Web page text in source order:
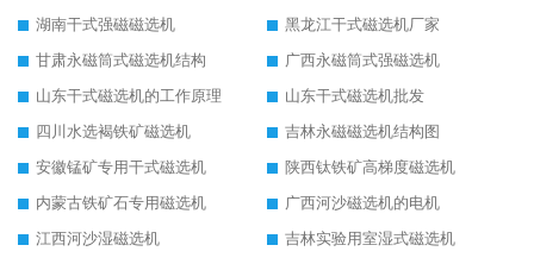
湖南干式强磁磁选机
黑龙江干式磁选机厂家
甘肃永磁筒式磁选机结构
广西永磁筒式强磁选机
山东干式磁选机的工作原理
山东干式磁选机批发
四川水选褐铁矿磁选机
吉林永磁磁选机结构图
安徽锰矿专用干式磁选机
陕西钛铁矿高梯度磁选机
内蒙古铁矿石专用磁选机
广西河沙磁选机的电机
江西河沙湿磁选机
吉林实验用室湿式磁选机